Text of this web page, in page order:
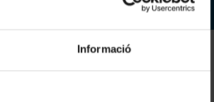
Informació